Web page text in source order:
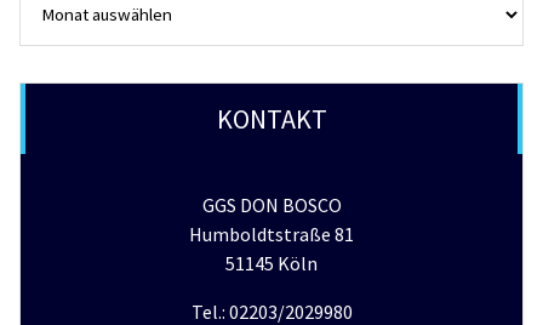
KONTAKT
GGS DON BOSCO
Humboldtstraße 81
51145 Köln
Tel.: 02203/2029980